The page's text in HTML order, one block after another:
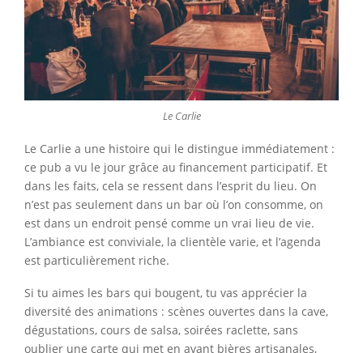
Le Carlie
Le Carlie a une histoire qui le distingue immédiatement :
ce pub a vu le jour grâce au financement participatif. Et
dans les faits, cela se ressent dans l’esprit du lieu. On
n’est pas seulement dans un bar où l’on consomme, on
est dans un endroit pensé comme un vrai lieu de vie.
L’ambiance est conviviale, la clientèle varie, et l’agenda
est particulièrement riche.
Si tu aimes les bars qui bougent, tu vas apprécier la
diversité des animations : scènes ouvertes dans la cave,
dégustations, cours de salsa, soirées raclette, sans
oublier une carte qui met en avant bières artisanales,